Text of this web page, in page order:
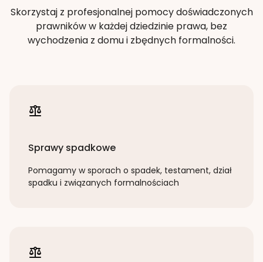
Skorzystaj z profesjonalnej pomocy doświadczonych
prawników w każdej dziedzinie prawa, bez
wychodzenia z domu i zbędnych formalności.
Sprawy spadkowe
Pomagamy w sporach o spadek, testament, dział
spadku i związanych formalnościach